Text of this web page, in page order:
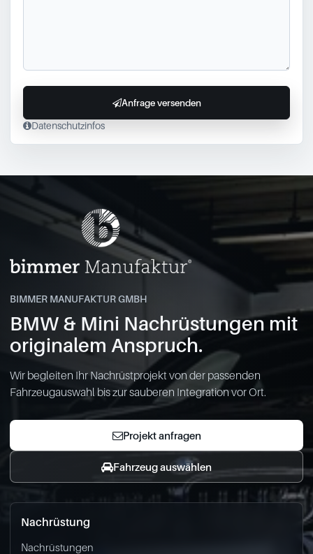
Datenschutzinfos
Anfrage versenden
BIMMER MANUFAKTUR GMBH
BMW & Mini Nachrüstungen mit
originalem Anspruch.
Wir begleiten Ihr Nachrüstprojekt von der passenden
Fahrzeugauswahl bis zur sauberen Integration vor Ort.
Projekt anfragen
Fahrzeug auswählen
Nachrüstung
Nachrüstungen